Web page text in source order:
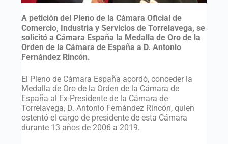
A petición del Pleno de la Cámara Oficial de
Comercio, Industria y Servicios de Torrelavega, se
solicitó a Cámara España la Medalla de Oro de la
Orden de la Cámara de España a D. Antonio
Fernández Rincón.
El Pleno de Cámara España acordó, conceder la
Medalla de Oro de la Orden de la Cámara de
España al Ex-Presidente de la Cámara de
Torrelavega, D. Antonio Fernández Rincón, quien
ostentó el cargo de presidente de esta Cámara
durante 13 años de 2006 a 2019.